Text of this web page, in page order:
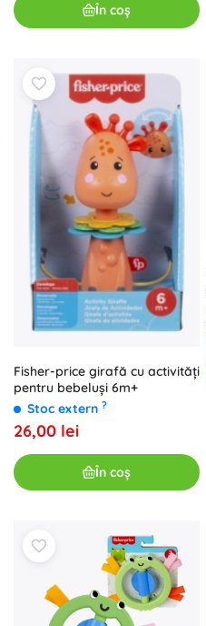
În coș
Fisher-price girafă cu activități
pentru bebeluși 6m+
Stoc extern ?
26,00 lei
În coș